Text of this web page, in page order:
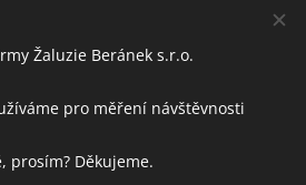
ZAMĚŘENÍ
Žaluzie Beránek s.r.o.
pro měření návštěvnosti
prosím? Děkujeme.